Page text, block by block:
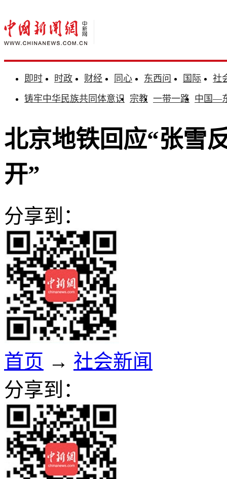
即时 时政 财经 同心 东西问 国际
社
铸牢中华民族共同体意识 宗教 一带一路 中国—
北京地铁回应“张雪
开”
分享到：
首页 → 社会新闻
分享到：